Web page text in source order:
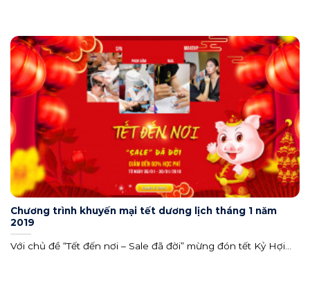
Chương trình khuyến mại tết dương lịch tháng 1 năm
2019
Với chủ đề “Tết đến nơi – Sale đã đời” mừng đón tết Kỷ Hợi...